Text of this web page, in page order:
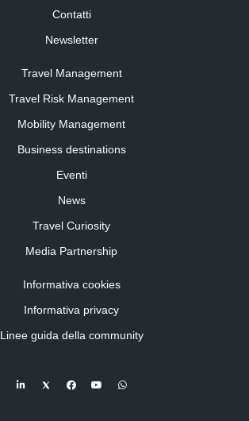
Contatti
Newsletter
Travel Management
Travel Risk Management
Mobility Management
Business destinations
Eventi
News
Travel Curiosity
Media Partnership
Informativa cookies
Informativa privacy
Linee guida della community